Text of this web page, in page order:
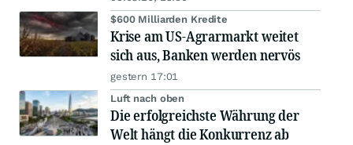
$600 Milliarden Kredite
Krise am US-Agrarmarkt weitet
sich aus, Banken werden nervös
gestern 17:01
Luft nach oben
Die erfolgreichste Währung der
Welt hängt die Konkurrenz ab